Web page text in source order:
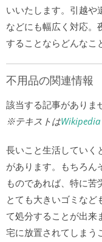
いいたします。引越や
などにも幅広く対応。
することならどんなこ
不用品の関連情報
該当する記事がありま
※テキストはWikipedia
長いこと生活していく
があります。もちろん
ものであれば、特に
とても大きいゴミなど
て処分することが出来
宅に放置されてしまう